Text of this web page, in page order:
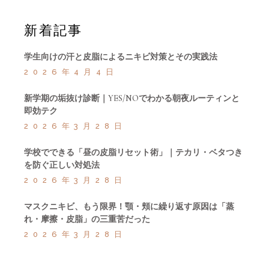
新着記事
学生向けの汗と皮脂によるニキビ対策とその実践法
2026年4月4日
新学期の垢抜け診断｜YES/NOでわかる朝夜ルーティンと
即効テク
2026年3月28日
学校でできる「昼の皮脂リセット術」｜テカリ・ベタつき
を防ぐ正しい対処法
2026年3月28日
マスクニキビ、もう限界！顎・頬に繰り返す原因は「蒸
れ・摩擦・皮脂」の三重苦だった
2026年3月28日